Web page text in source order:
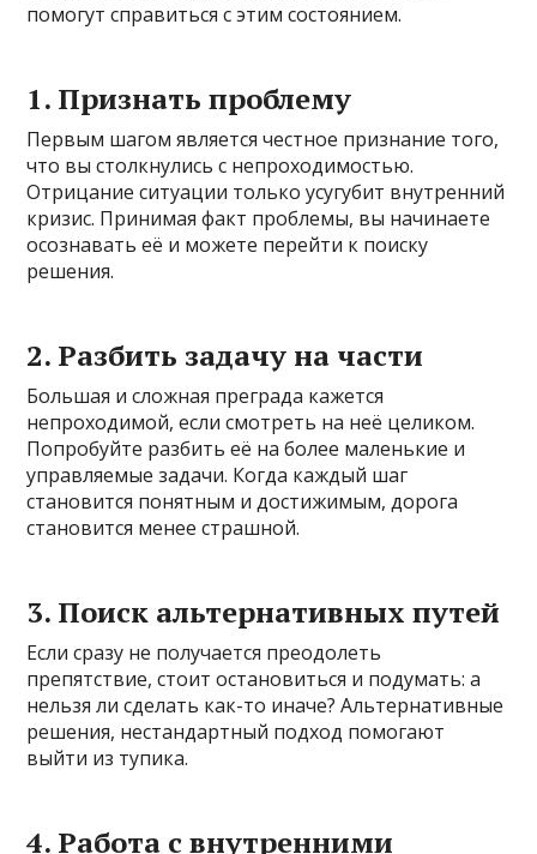
помогут справиться с этим состоянием.
1. Признать проблему
Первым шагом является честное признание того,
что вы столкнулись с непроходимостью.
Отрицание ситуации только усугубит внутренний
кризис. Принимая факт проблемы, вы начинаете
осознавать её и можете перейти к поиску
решения.
2. Разбить задачу на части
Большая и сложная преграда кажется
непроходимой, если смотреть на неё целиком.
Попробуйте разбить её на более маленькие и
управляемые задачи. Когда каждый шаг
становится понятным и достижимым, дорога
становится менее страшной.
3. Поиск альтернативных путей
Если сразу не получается преодолеть
препятствие, стоит остановиться и подумать: а
нельзя ли сделать как-то иначе? Альтернативные
решения, нестандартный подход помогают
выйти из тупика.
4. Работа с внутренними